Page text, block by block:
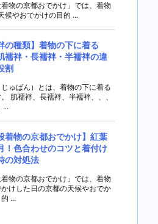
着物の京都おでかけ」では、着物
候やおでかけの目的 ...
の種類】着物の下に着る
襦袢・長襦袢・半襦袢の違
割
ゅばん）とは、着物の下に着る
肌襦袢、長襦袢、半襦袢、、、
...
着物の京都おでかけ】紅葉
！色合わせのコツと着付け
の対処法
着物の京都おでかけ」では、着物
けした日の京都の天候やおでか
...